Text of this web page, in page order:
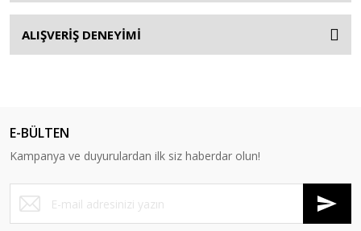
ALIŞVERİŞ DENEYİMİ
E-BÜLTEN
Kampanya ve duyurulardan ilk siz haberdar olun!